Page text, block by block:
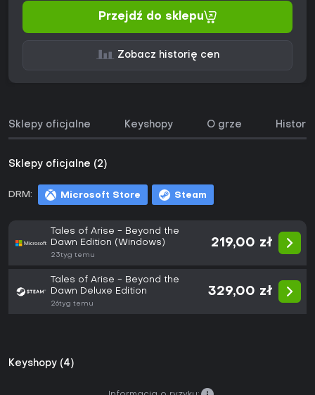
Przejdź do sklepu
Zobacz historię cen
Sklepy oficjalne Keyshopy O grze
Sklepy oficjalne (2)
DRM: Microsoft Store Steam
Tales of Arise - Beyond the
Dawn Edition (Windows)
23tyg temu
219,00 zł
Tales of Arise - Beyond the
Dawn Deluxe Edition
26tyg temu
329,00 zł
Keyshopy (4)